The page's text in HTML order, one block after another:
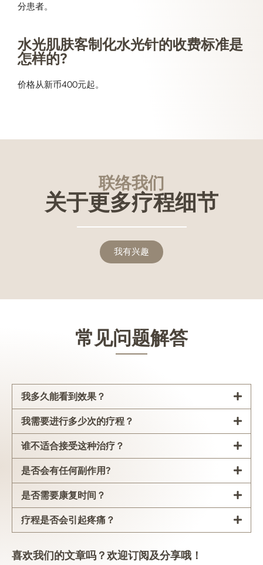
分患者。
水光肌肤客制化水光针的收费标准是
怎样的?
价格从新币400元起。
联络我们
关于更多疗程细节
我有兴趣
常见问题解答
我多久能看到效果？
我需要进行多少次的疗程？
谁不适合接受这种治疗？
是否会有任何副作用?
是否需要康复时间？
疗程是否会引起疼痛？
喜欢我们的文章吗？欢迎订阅及分享哦！